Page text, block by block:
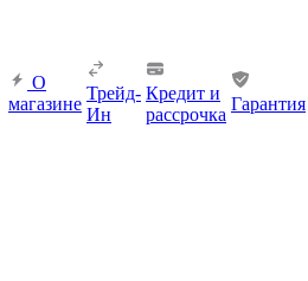
О
магазине
Трейд-
Ин
Кредит и
рассрочка
Гарантия